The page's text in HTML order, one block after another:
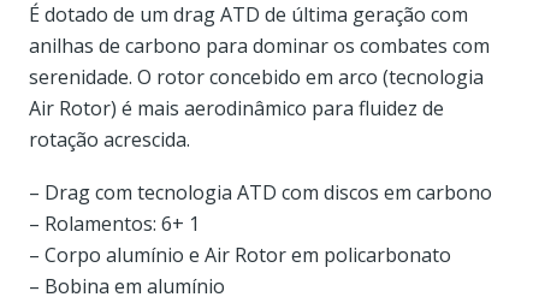
É dotado de um drag ATD de última geração com
anilhas de carbono para dominar os combates com
serenidade. O rotor concebido em arco (tecnologia
Air Rotor) é mais aerodinâmico para fluidez de
rotação acrescida.
– Drag com tecnologia ATD com discos em carbono
– Rolamentos: 6+ 1
– Corpo alumínio e Air Rotor em policarbonato
– Bobina em alumínio